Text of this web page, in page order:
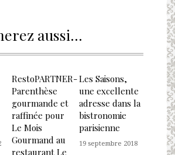
aussi...
RestoPARTNER-
Parenthèse
gourmande et
raffinée pour
Le Mois
Gourmand au
restaurant Le
Les Saisons,
une excellente
adresse dans la
bistronomie
parisienne
19 septembre 2018